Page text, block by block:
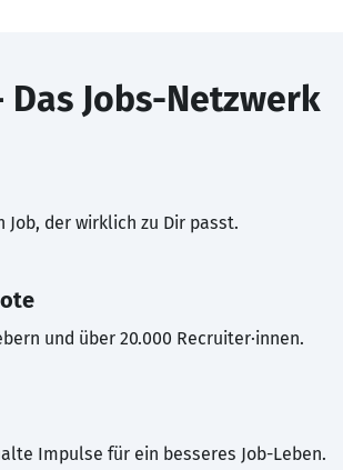
Das Jobs-Netzwerk
Job, der wirklich zu Dir passt.
und über 20.000 Recruiter·innen.
Impulse für ein besseres Job-Leben.